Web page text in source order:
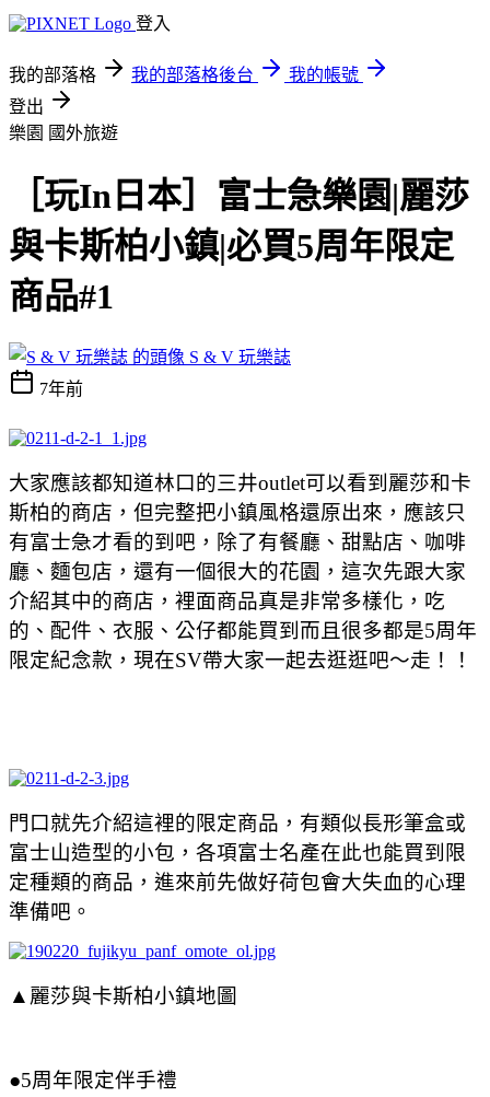
登入
我的部落格 我的部落格後台
我的帳號
登出
樂園 國外旅遊
［玩In日本］富士急樂園|麗莎
與卡斯柏小鎮|必買5周年限定
商品#1
S & V 玩樂誌
7年前
大家應該都知道林口的三井outlet可以看到麗莎和卡
斯柏的商店，但完整把小鎮風格還原出來，應該只
有富士急才看的到吧，除了有餐廳、甜點店、咖啡
廳、麵包店，還有一個很大的花園，這次先跟大家
介紹其中的商店，裡面商品真是非常多樣化，吃
的、配件、衣服、公仔都能買到而且很多都是5周年
限定紀念款，現在SV帶大家一起去逛逛吧～走！！
門口就先介紹這裡的限定商品，有類似長形筆盒或
富士山造型的小包，各項富士名產在此也能買到限
定種類的商品，進來前先做好荷包會大失血的心理
準備吧。
▲麗莎與卡斯柏小鎮地圖
●5周年限定伴手禮